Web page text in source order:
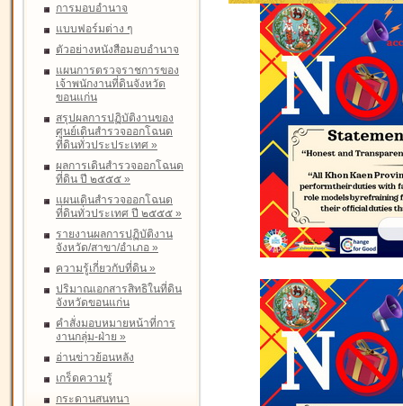
การมอบอำนาจ
แบบฟอร์มต่าง ๆ
ตัวอย่างหนังสือมอบอำนาจ
แผนการตรวจราชการของ
เจ้าพนักงานที่ดินจังหวัด
ขอนแก่น
สรุปผลการปฏิบัติงานของ
ศูนย์เดินสำรวจออกโฉนด
ที่ดินทั่วประประเทศ »
ผลการเดินสำรวจออกโฉนด
ที่ดิน ปี ๒๕๕๕ »
แผนเดินสำรวจออกโฉนด
ที่ดินทั่วประเทศ ปี ๒๕๕๕ »
รายงานผลการปฏิบัติงาน
จังหวัด/สาขา/อำเภอ »
ความรู้เกี่ยวกับที่ดิน »
ปริมาณเอกสารสิทธิในที่ดิน
จังหวัดขอนแก่น
คำสั่งมอบหมายหน้าที่การ
งานกลุ่ม-ฝ่าย »
อ่านข่าวย้อนหลัง
เกร็ดความรู้
กระดานสนทนา